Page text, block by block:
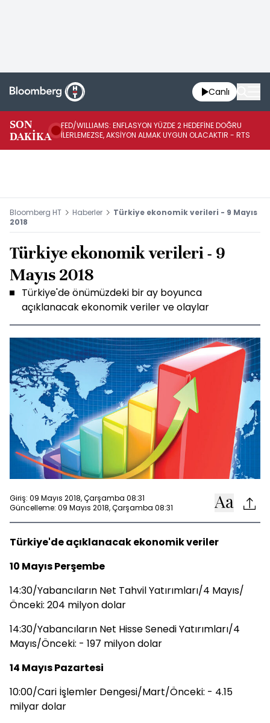
Canlı
SON
DAKİKA
FED/WILLIAMS: ENFLASYON YÜZDE 2 HEDEFİNE DOĞRU
İLERLEMEZSE, AKSİYON ALMAK UYGUN OLACAKTIR - RTS
Bloomberg HT Haberler
Türkiye ekonomik verileri - 9 Mayıs
2018
Türkiye ekonomik verileri - 9
Mayıs 2018
Türkiye'de önümüzdeki bir ay boyunca
açıklanacak ekonomik veriler ve olaylar
Giriş: 09 Mayıs 2018, Çarşamba 08:31
Güncelleme: 09 Mayıs 2018, Çarşamba 08:31
Türkiye'de açıklanacak ekonomik veriler
10 Mayıs Perşembe
14:30/Yabancıların Net Tahvil Yatırımları/4 Mayıs/
Önceki: 204 milyon dolar
14:30/Yabancıların Net Hisse Senedi Yatırımları/4
Mayıs/Önceki: - 197 milyon dolar
14 Mayıs Pazartesi
10:00/Cari İşlemler Dengesi/Mart/Önceki: - 4.15
milyar dolar